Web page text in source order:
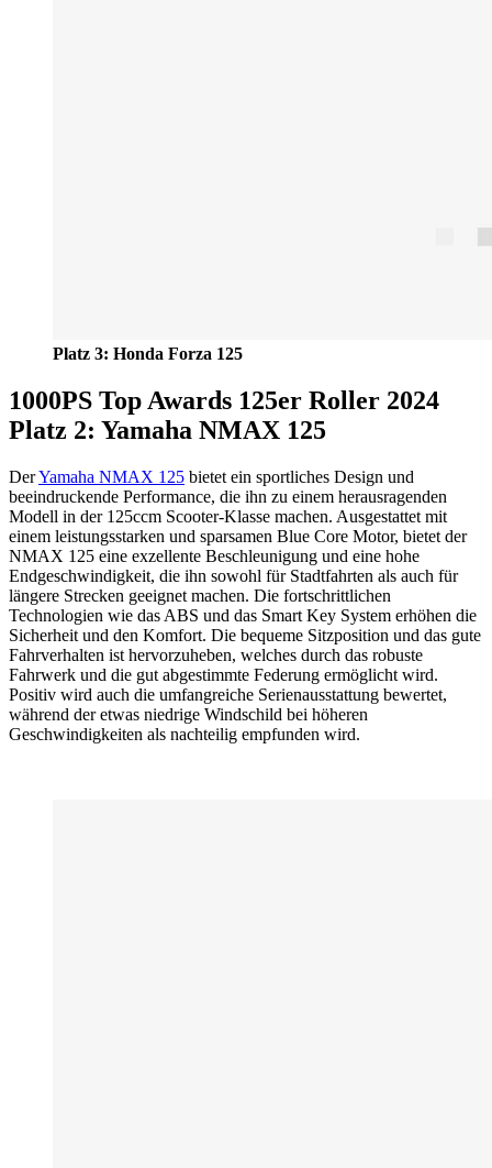
Platz 3: Honda Forza 125
1000PS Top Awards 125er Roller 2024
Platz 2: Yamaha NMAX 125
DerYamaha NMAX 125 bietet ein sportliches Design und
beeindruckende Performance, die ihn zu einem herausragenden
Modell in der 125ccm Scooter-Klasse machen. Ausgestattet mit
einem leistungsstarken und sparsamen Blue Core Motor, bietet der
NMAX 125 eine exzellente Beschleunigung und eine hohe
Endgeschwindigkeit, die ihn sowohl für Stadtfahrten als auch für
längere Strecken geeignet machen. Die fortschrittlichen
Technologien wie das ABS und das Smart Key System erhöhen die
Sicherheit und den Komfort. Die bequeme Sitzposition und das gute
Fahrverhalten ist hervorzuheben, welches durch das robuste
Fahrwerk und die gut abgestimmte Federung ermöglicht wird.
Positiv wird auch die umfangreiche Serienausstattung bewertet,
während der etwas niedrige Windschild bei höheren
Geschwindigkeiten als nachteilig empfunden wird.